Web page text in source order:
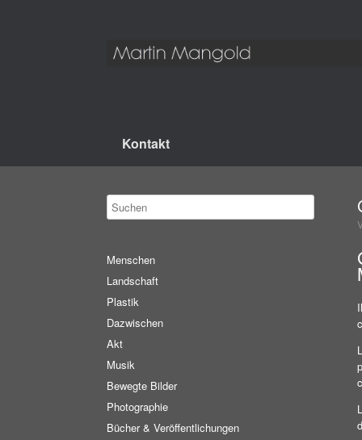
Kontakt
Menschen
Landschaft
Plastik
Dazwischen
Akt
Musik
Bewegte Bilder
Photographie
Bücher & Veröffentlichungen